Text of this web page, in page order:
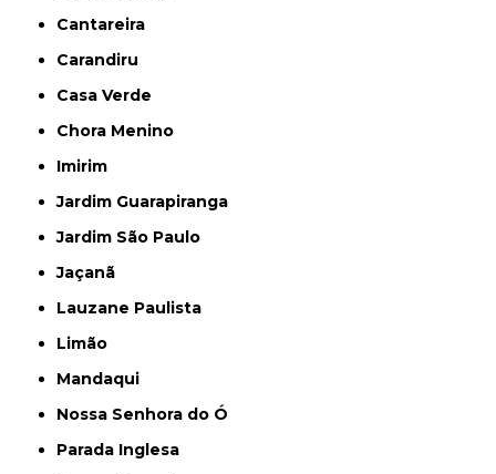
Cantareira
Carandiru
Casa Verde
Chora Menino
Imirim
Jardim Guarapiranga
Jardim São Paulo
Jaçanã
Lauzane Paulista
Limão
Mandaqui
Nossa Senhora do Ó
Parada Inglesa